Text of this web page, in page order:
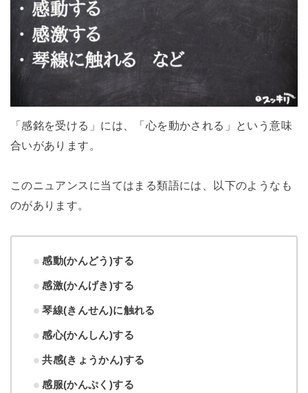
「感銘を受ける」には、「心を動かされる」という意味
合いがあります。
このニュアンスに当てはまる類語には、以下のようなも
のがあります。
感動(かんどう)する
感激(かんげき)する
琴線(きんせん)に触れる
感心(かんしん)する
共感(きょうかん)する
感服(かんぷく)する